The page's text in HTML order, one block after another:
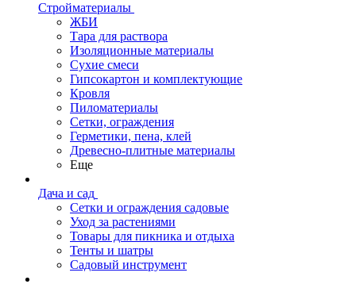
Стройматериалы
ЖБИ
Тара для раствора
Изоляционные материалы
Сухие смеси
Гипсокартон и комплектующие
Кровля
Пиломатериалы
Сетки, ограждения
Герметики, пена, клей
Древесно-плитные материалы
Еще
Дача и сад
Сетки и ограждения садовые
Уход за растениями
Товары для пикника и отдыха
Тенты и шатры
Садовый инструмент